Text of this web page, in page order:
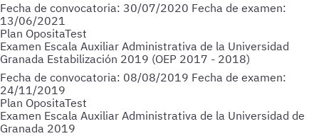
Fecha de convocatoria: 30/07/2020 Fecha de examen:
13/06/2021
Plan OpositaTest
Examen Escala Auxiliar Administrativa de la Universidad
Granada Estabilización 2019 (OEP 2017 - 2018)
Fecha de convocatoria: 08/08/2019 Fecha de examen:
24/11/2019
Plan OpositaTest
Examen Escala Auxiliar Administrativa de la Universidad de
Granada 2019